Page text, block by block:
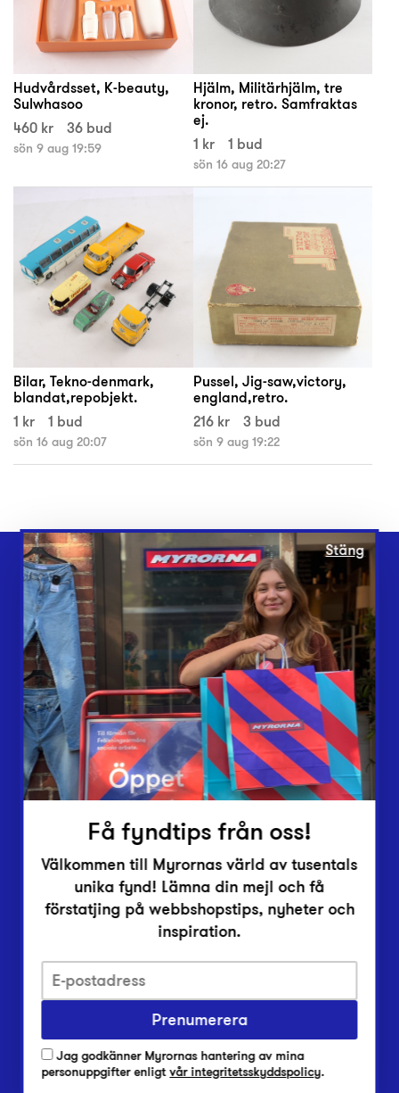
Hudvårdsset, K-beauty,
Sulwhasoo
460 kr
36 bud
sön 9 aug 19:59
Hjälm, Militärhjälm, tre
kronor, retro. Samfraktas
ej.
1 kr
1 bud
sön 16 aug 20:27
Bilar, Tekno-denmark,
blandat,repobjekt.
1 kr
1 bud
sön 16 aug 20:07
Pussel, Jig-saw,victory,
england,retro.
216 kr
3 bud
sön 9 aug 19:22
Webbshop
Butiker
Lämna in
Vårt överskott
Inlämningsplatser
Om Myrorna
Lediga jobb
Pressrum
Integritetsskyddspolicy
Har du frågor om onlineköp, leverans eller retur?
Har du frågor om vår verksamhet?
Vanliga frågor om Myrorna
Stäng
Få fyndtips från oss!
Välkommen till Myrornas värld av tusentals
unika fynd! Lämna din mejl och få
förstatjing på webbshopstips, nyheter och
inspiration.
Prenumerera
Jag godkänner Myrornas hantering av mina
personuppgifter enligtvår integritetsskyddspolicy.